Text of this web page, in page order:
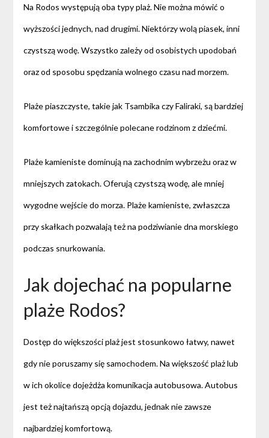
Na Rodos występują oba typy plaż. Nie można mówić o
wyższości jednych, nad drugimi. Niektórzy wolą piasek, inni
czystszą wodę. Wszystko zależy od osobistych upodobań
oraz od sposobu spędzania wolnego czasu nad morzem.
Plaże piaszczyste, takie jak Tsambika czy Faliraki, są bardziej
komfortowe i szczególnie polecane rodzinom z dziećmi.
Plaże kamieniste dominują na zachodnim wybrzeżu oraz w
mniejszych zatokach. Oferują czystszą wodę, ale mniej
wygodne wejście do morza. Plaże kamieniste, zwłaszcza
przy skałkach pozwalają też na podziwianie dna morskiego
podczas snurkowania.
Jak dojechać na popularne
plaże Rodos?
Dostęp do większości plaż jest stosunkowo łatwy, nawet
gdy nie poruszamy się samochodem. Na większość plaż lub
w ich okolice dojeżdża komunikacja autobusowa. Autobus
jest też najtańszą opcją dojazdu, jednak nie zawsze
najbardziej komfortową.